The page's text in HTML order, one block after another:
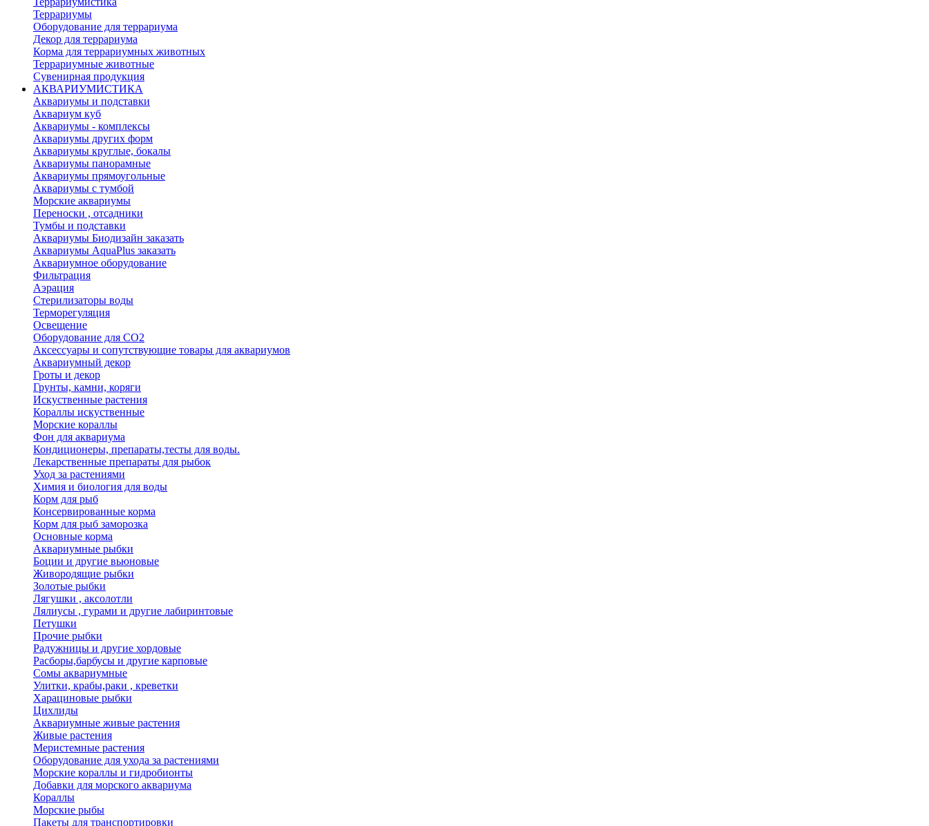
Террариумы
Оборудование для террариума
Декор для террариума
Корма для террариумных животных
Террариумные животные
Сувенирная продукция
АКВАРИУМИСТИКА
Аквариумы и подставки
Аквариум куб
Аквариумы - комплексы
Аквариумы других форм
Аквариумы круглые, бокалы
Аквариумы панорамные
Аквариумы прямоугольные
Аквариумы с тумбой
Морские аквариумы
Переноски , отсадники
Тумбы и подставки
Аквариумы Биодизайн заказать
Аквариумы AquaPlus заказать
Аквариумное оборудование
Фильтрация
Аэрация
Стерилизаторы воды
Терморегуляция
Освещение
Оборудование для CO2
Аксессуары и сопутствующие товары для аквариумов
Аквариумный декор
Гроты и декор
Грунты, камни, коряги
Искуственные растения
Кораллы искуственные
Морские кораллы
Фон для аквариума
Кондиционеры, препараты,тесты для воды.
Лекарственные препараты для рыбок
Уход за растениями
Химия и биология для воды
Корм для рыб
Консервированные корма
Корм для рыб заморозка
Основные корма
Аквариумные рыбки
Боции и другие вьюновые
Живородящие рыбки
Золотые рыбки
Лягушки , аксолотли
Лялиусы , гурами и другие лабиринтовые
Петушки
Прочие рыбки
Радужницы и другие хордовые
Расборы,барбусы и другие карповые
Сомы аквариумные
Улитки, крабы,раки , креветки
Харациновые рыбки
Цихлиды
Аквариумные живые растения
Живые растения
Меристемные растения
Оборудование для ухода за растениями
Морские кораллы и гидробионты
Добавки для морского аквариума
Кораллы
Морские рыбы
Пакеты для транспортировки